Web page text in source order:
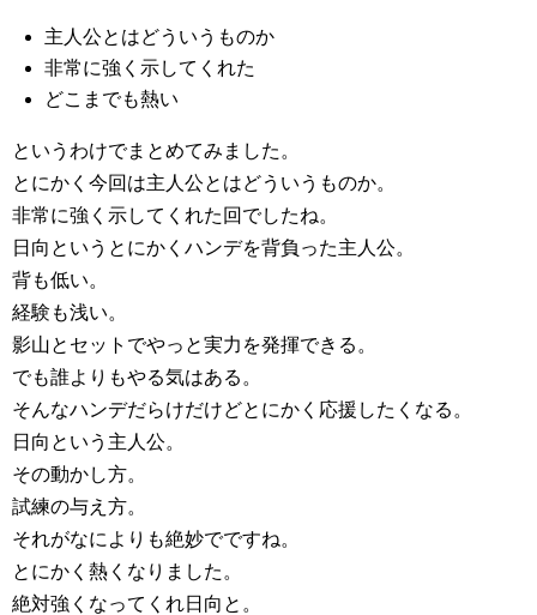
主人公とはどういうものか
非常に強く示してくれた
どこまでも熱い
というわけでまとめてみました。
とにかく今回は主人公とはどういうものか。
非常に強く示してくれた回でしたね。
日向というとにかくハンデを背負った主人公。
背も低い。
経験も浅い。
影山とセットでやっと実力を発揮できる。
でも誰よりもやる気はある。
そんなハンデだらけだけどとにかく応援したくなる。
日向という主人公。
その動かし方。
試練の与え方。
それがなによりも絶妙でですね。
とにかく熱くなりました。
絶対強くなってくれ日向と。